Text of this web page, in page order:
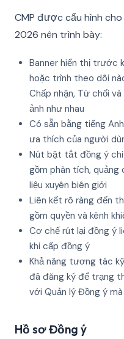
CMP được cấu hình
2026 nên trình bày:
Banner hiển thị trước
hoặc trình theo dõi
Chấp nhận, Từ chối
ảnh như nhau
Có sẵn bằng tiếng
ưa thích của người
Nút bật tắt đồng ý
gồm phân tích, quảng
liệu xuyên biên giới
Liên kết rõ ràng đến
gồm quyền và kênh
Cơ chế rút lại đồng ý
khi cấp đồng ý
Khả năng tương tác
đã đăng ký để trạng
với Quản lý Đồng ý
Hồ sơ Đồng ý